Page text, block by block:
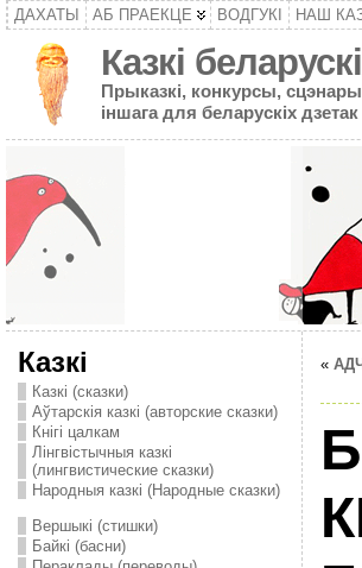
ДАХАТЫ АБ ПРАЕКЦЕ ВОДГУКІ НАШ
Казкі
Прыказкі, конкурсы,
іншага для беларускіх дзетак
Казкі
Казкі (сказки)
Аўтарскія казкі (авторские сказки)
Кнігі цалкам
Лінгвістычныя казкі
(лингвистические сказки)
Народныя казкі (Народные сказки)
Вершыкі (стишки)
Байкі (басни)
«